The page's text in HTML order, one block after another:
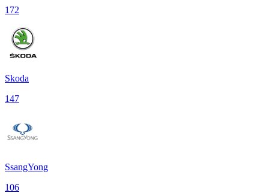
172
Skoda
147
SsangYong
106